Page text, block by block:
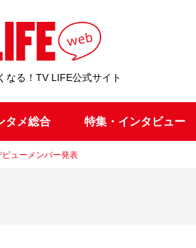
なる！TV LIFE公式サイト
タメ総合 特集・インタビュー
ューメンバー発表